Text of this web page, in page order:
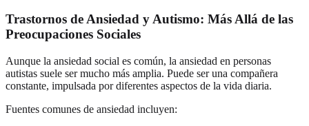
Trastornos de Ansiedad y Autismo: Más Allá de las
Preocupaciones Sociales
Aunque la ansiedad social es común, la ansiedad en personas
autistas suele ser mucho más amplia. Puede ser una compañera
constante, impulsada por diferentes aspectos de la vida diaria.
Fuentes comunes de ansiedad incluyen: